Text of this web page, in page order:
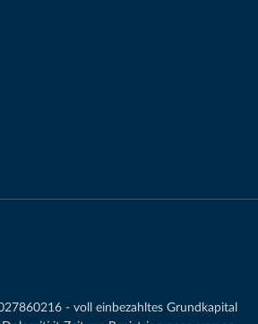
- voll einbezahltes Grundkapital